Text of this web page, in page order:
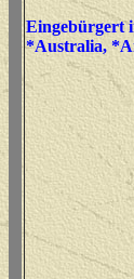
Eingebürgert
*Australia,